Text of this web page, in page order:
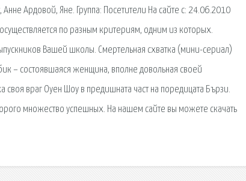
Ардовой, Яне. Группа: Посетители На сайте с: 24.06.2010
по разным критериям, одним из которых.
Вашей школы. Смертельная схватка (мини-сериал)
– состоявшаяся женщина, вполне довольная своей
враг Оуен Шоу в предишната част на поредицата Бързи.
множество успешных. На нашем сайте вы можете скачать